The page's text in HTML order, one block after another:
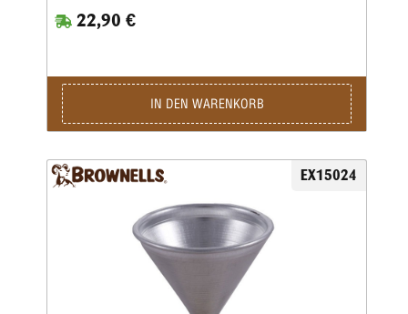
22,90 €
IN DEN WARENKORB
EX15024